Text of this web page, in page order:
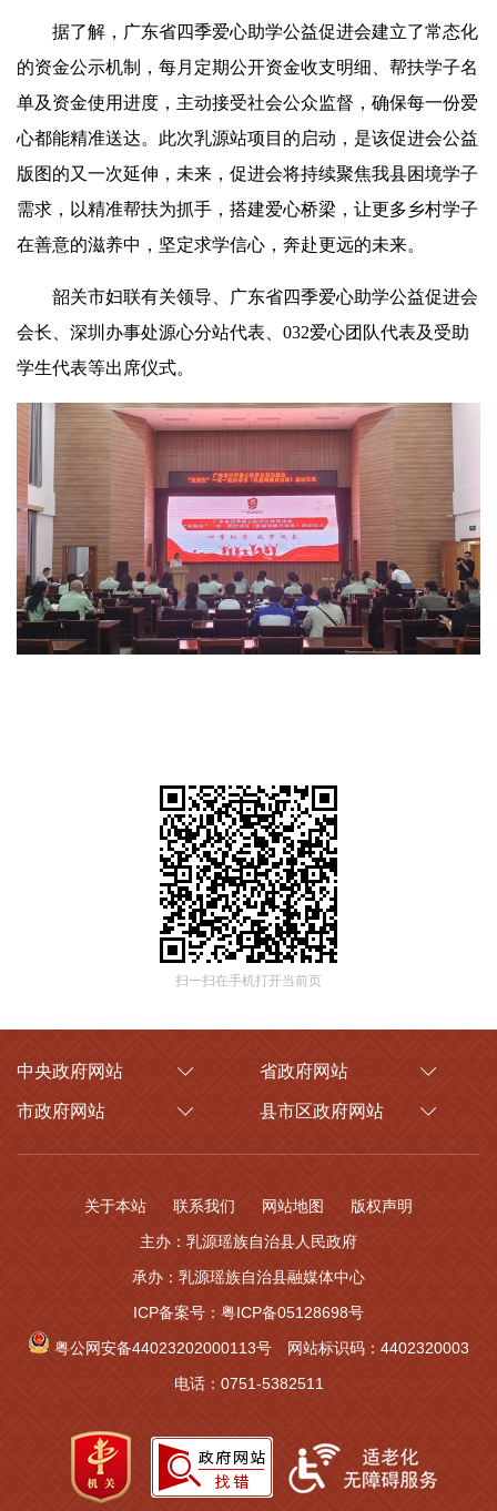
据了解，广东省四季爱心助学公益促进会建立了常态化
的资金公示机制，每月定期公开资金收支明细、帮扶学子名
单及资金使用进度，主动接受社会公众监督，确保每一份爱
心都能精准送达。此次乳源站项目的启动，是该促进会公益
版图的又一次延伸，未来，促进会将持续聚焦我县困境学子
需求，以精准帮扶为抓手，搭建爱心桥梁，让更多乡村学子
在善意的滋养中，坚定求学信心，奔赴更远的未来。
韶关市妇联有关领导、广东省四季爱心助学公益促进会
会长、深圳办事处源心分站代表、032爱心团队代表及受助
学生代表等出席仪式。
扫一扫在手机打开当前页
中央政府网站 省政府网站
市政府网站 县市区政府网站
关于本站 联系我们 网站地图
版权声明
主办：乳源瑶族自治县人民政府
承办：乳源瑶族自治县融媒体中心
ICP备案号：粤ICP备05128698号
粤公网安备44023202000113号
网站标识码：4402320003
电话：0751-5382511